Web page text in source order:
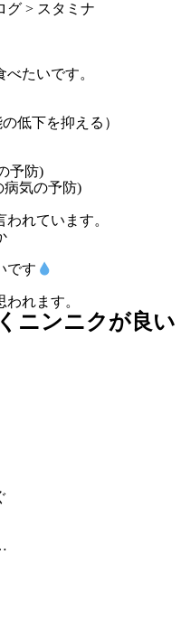
グ > スタミナ
たいです。
低下を抑える）
予防)
病気の予防)
れています。
です
れます。
ニンニクが良い